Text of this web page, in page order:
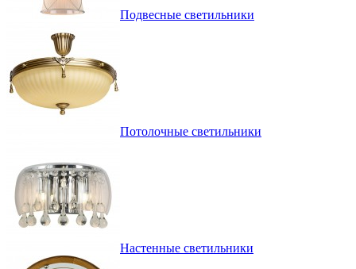
Подвесные светильники
Потолочные светильники
Настенные светильники